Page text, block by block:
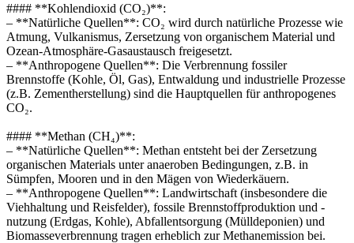
#### **Kohlendioxid (CO₂)**:
– **Natürliche Quellen**: CO₂ wird durch natürliche Prozesse wie
Atmung, Vulkanismus, Zersetzung von organischem Material und
Ozean-Atmosphäre-Gasaustausch freigesetzt.
– **Anthropogene Quellen**: Die Verbrennung fossiler
Brennstoffe (Kohle, Öl, Gas), Entwaldung und industrielle Prozesse
(z.B. Zementherstellung) sind die Hauptquellen für anthropogenes
CO₂.
#### **Methan (CH₄)**:
– **Natürliche Quellen**: Methan entsteht bei der Zersetzung
organischen Materials unter anaeroben Bedingungen, z.B. in
Sümpfen, Mooren und in den Mägen von Wiederkäuern.
– **Anthropogene Quellen**: Landwirtschaft (insbesondere die
Viehhaltung und Reisfelder), fossile Brennstoffproduktion und -
nutzung (Erdgas, Kohle), Abfallentsorgung (Mülldeponien) und
Biomasseverbrennung tragen erheblich zur Methanemission bei.